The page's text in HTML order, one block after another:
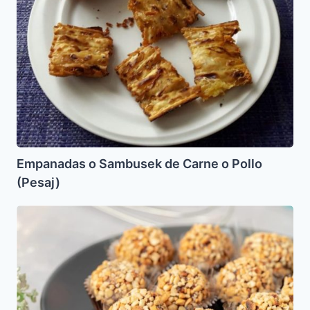
o
Pollo
(Pesaj)
Empanadas o Sambusek de Carne o Pollo
(Pesaj)